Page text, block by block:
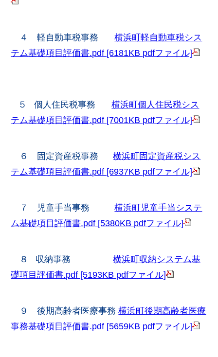
４ 軽自動車税事務横浜町軽自動車税シス
テム基礎項目評価書.pdf [6181KB pdfファイル]
５ 個人住民税事務横浜町個人住民税シス
テム基礎項目評価書.pdf [7001KB pdfファイル]
６ 固定資産税事務横浜町固定資産税シス
テム基礎項目評価書.pdf [6937KB pdfファイル]
７ 児童手当事務横浜町児童手当システ
ム基礎項目評価書.pdf [5380KB pdfファイル]
８ 収納事務横浜町収納システム基
礎項目評価書.pdf [5193KB pdfファイル]
９ 後期高齢者医療事務横浜町後期高齢者医療
事務基礎項目評価書.pdf [5659KB pdfファイル]